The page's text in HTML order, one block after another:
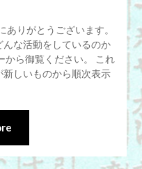
りがとうございます。
な活動をしているのか
から御覧ください。 これ
しいものから順次表示